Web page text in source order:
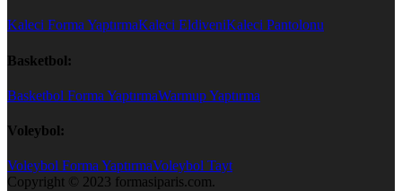
Kaleci Forma YaptırmaKaleci EldiveniKaleci Pantolonu
Basketbol:
Basketbol Forma YaptırmaWarmup Yaptırma
Voleybol:
Voleybol Forma YaptırmaVoleybol Tayt
Copyright © 2023 formasiparis.com.